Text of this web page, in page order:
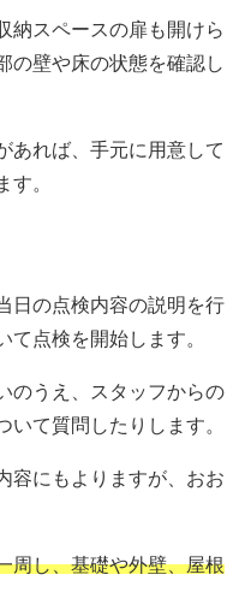
納スペースの扉も開けら
の壁や床の状態を確認し
あれば、手元に用意して
す。
日の点検内容の説明を行
て点検を開始します。
のうえ、スタッフからの
いて質問したりします。
容にもよりますが、おお
周し、基礎や外壁、屋根